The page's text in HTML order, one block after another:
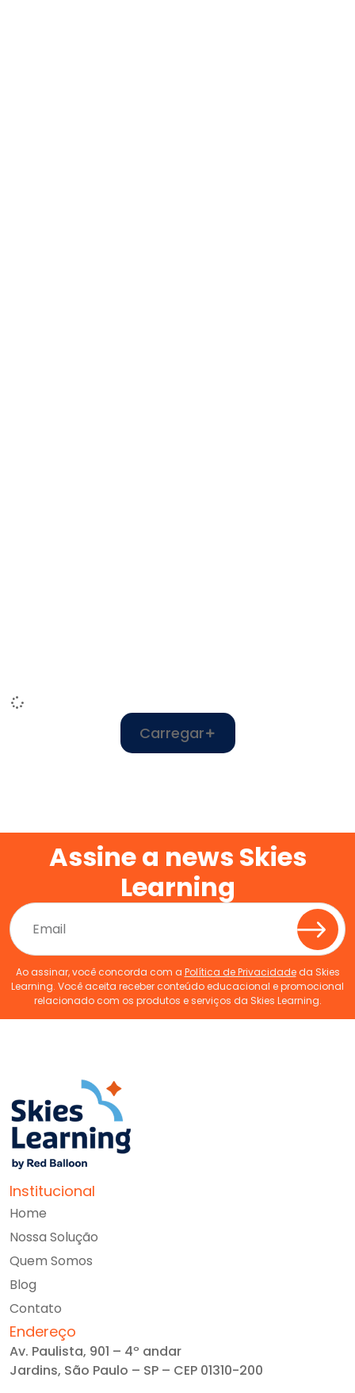
Carregar
Assine a news Skies
Learning
Ao assinar, você concorda com a Política de Privacidadeda Skies
Learning. Você aceita receber conteúdo educacional e promocional
relacionado com os produtos e serviços da Skies Learning.
Institucional
Home
Nossa Solução
Quem Somos
Blog
Contato
Endereço
Av. Paulista, 901 – 4º andar
Jardins, São Paulo – SP – CEP 01310-200